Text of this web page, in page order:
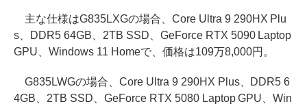
主な仕様はG835LXGの場合、Core Ultra 9 290HX Plu
s、DDR5 64GB、2TB SSD、GeForce RTX 5090 Laptop
GPU、Windows 11 Homeで、価格は109万8,000円。
G835LWGの場合、Core Ultra 9 290HX Plus、DDR5 6
4GB、2TB SSD、GeForce RTX 5080 Laptop GPU、Win